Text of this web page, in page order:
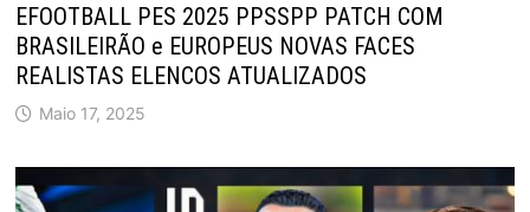
EFOOTBALL PES 2025 PPSSPP PATCH COM
BRASILEIRÃO e EUROPEUS NOVAS FACES
REALISTAS ELENCOS ATUALIZADOS
Maio 17, 2025